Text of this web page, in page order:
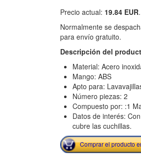
Precio actual: 19.84 EUR
Normalmente se
para envío gratuito.
Descripción del
Material: Acero
Mango: ABS
Apto para:
Número piezas: 2
Compuesto por: :1
Datos de interés:
cubre las cuchillas.
Comprar el producto